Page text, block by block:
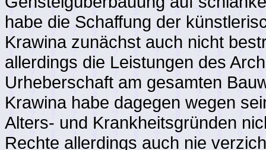
habe die Schaffung der
Krawina zunächst auch nicht
allerdings die Leistungen des
Urheberschaft am gesamten
Krawina habe dagegen wegen
Alters- und Krankheitsgründen
Rechte allerdings auch nie